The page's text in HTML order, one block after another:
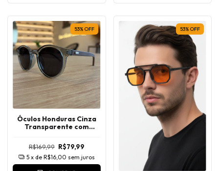
53% OFF
Óculos Honduras Cinza
Transparente com
R$169,99 R$79,99
5 x de R$16,00 sem juros
53% OFF